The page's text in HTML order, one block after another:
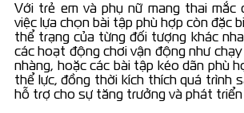
Với trẻ em và phụ nữ mang thai mắc
việc lựa chọn bài tập phù hợp còn đặc
thể trạng của từng đối tượng khác
các hoạt động chơi vận động như chạy
nhàng, hoặc các bài tập kéo dãn phù
thể lực, đồng thời kích thích quá trình
hỗ trợ cho sự tăng trưởng và phát triển